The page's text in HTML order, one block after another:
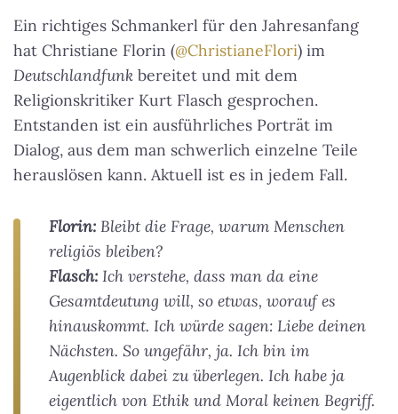
Ein richtiges Schmankerl für den Jahresanfang
hat Christiane Florin (@ChristianeFlori) im
Deutschlandfunk bereitet und mit dem
Religionskritiker Kurt Flasch gesprochen.
Entstanden ist ein ausführliches Porträt im
Dialog, aus dem man schwerlich einzelne Teile
herauslösen kann. Aktuell ist es in jedem Fall.
Florin: Bleibt die Frage, warum Menschen
religiös bleiben?
Flasch: Ich verstehe, dass man da eine
Gesamtdeutung will, so etwas, worauf es
hinauskommt. Ich würde sagen: Liebe deinen
Nächsten. So ungefähr, ja. Ich bin im
Augenblick dabei zu überlegen. Ich habe ja
eigentlich von Ethik und Moral keinen Begriff.